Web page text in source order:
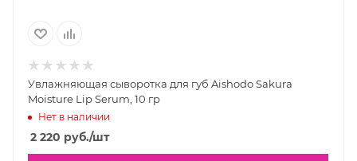
Увлажняющая сыворотка для губ Aishodo Sakura
Moisture Lip Serum, 10 гр
Нет в наличии
2 220 руб./шт